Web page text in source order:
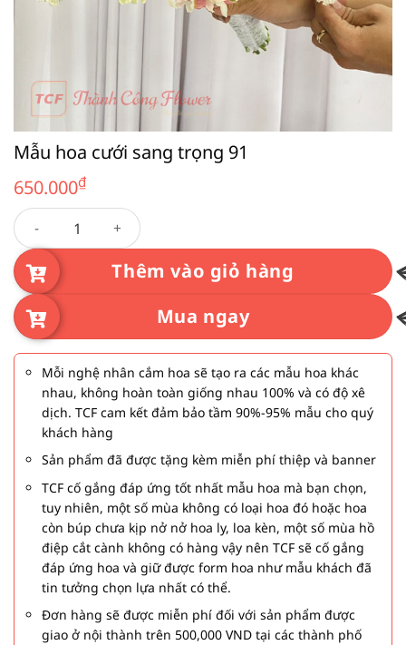
Mẫu hoa cưới sang trọng 91
650.000₫
Mẫu hoa cưới sang trọng 91 số lượng
Thêm vào giỏ hàng
Mua ngay
Mỗi nghệ nhân cắm hoa sẽ tạo ra các mẫu hoa khác
nhau, không hoàn toàn giống nhau 100% và có độ xê
dịch. TCF cam kết đảm bảo tầm 90%-95% mẫu cho quý
khách hàng
Sản phẩm đã được tặng kèm miễn phí thiệp và banner
TCF cố gắng đáp ứng tốt nhất mẫu hoa mà bạn chọn,
tuy nhiên, một số mùa không có loại hoa đó hoặc hoa
còn búp chưa kịp nở nở hoa ly, loa kèn, một số mùa hồ
điệp cắt cành không có hàng vậy nên TCF sẽ cố gắng
đáp ứng hoa và giữ được form hoa như mẫu khách đã
tin tưởng chọn lựa nhất có thể.
Đơn hàng sẽ được miễn phí đối với sản phẩm được
giao ở nội thành trên 500,000 VND tại các thành phố